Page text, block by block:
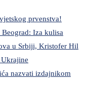
prvenstva!
Iza kulisa
u Srbiji, Kristofer Hil
nazvati izdajnikom